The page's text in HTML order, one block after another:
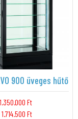
900 üveges hűtő
1.350.000 Ft
1.714.500 Ft